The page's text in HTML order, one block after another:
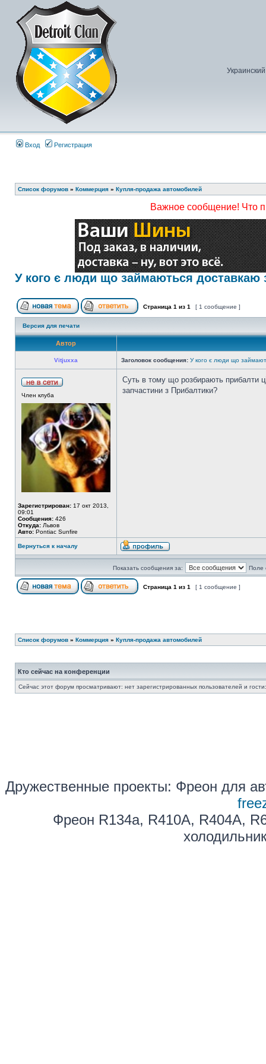
Вход Регистрация
Список форумов » Коммерция » Купля-продажа автомобилей
Важное сообщение! Что
У кого є люди що займаються доставкаю
Страница 1 из 1 [ 1 сообщение ]
Версия для печати
Автор
Vitjuxxa Заголовок сообщения: У кого є люди що
Член клуба
Зарегистрирован: 17 окт 2013,
09:01
Сообщения: 426
Откуда: Львов
Авто: Pontiac Sunfire
Суть в тому що розбирають прибалти
запчастини з Прибалтики?
Вернуться к началу
Показать сообщения за: Поле
Страница 1 из 1 [ 1 сообщение ]
Список форумов » Коммерция » Купля-продажа автомобилей
Кто сейчас на конференции
Сейчас этот форум просматривают: нет зарегистрированных пользователей и
Дружественные проекты: Фреон для
Фреон R134a, R410A, R404A,